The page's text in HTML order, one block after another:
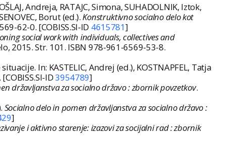
Andreja, RATAJC, Simona, SUHADOLNIK, Iztok,
Borut (ed.).Konstruktivno socialno delo kot
62-0. [COBISS.SI-ID 4615781]
social work with individuals, collectives and
2015. Str. 101. ISBN 978-961-6569-53-8.
In: KASTELIC, Andrej (ed.), KOSTNAPFEL, Tatja
ID3954789]
državljanstva za socialno državo : zbornik povzetkov.
Socialno delo in pomen državljanstva za socialno državo :
]
i aktivno starenje: izazovi za socijalni rad : zbornik